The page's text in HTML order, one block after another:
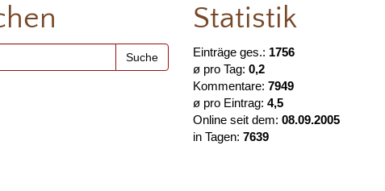
Statistik
Einträge ges.: 1756
ø pro Tag: 0,2
Kommentare: 7949
ø pro Eintrag: 4,5
Online seit dem: 08.09.2005
in Tagen: 7639